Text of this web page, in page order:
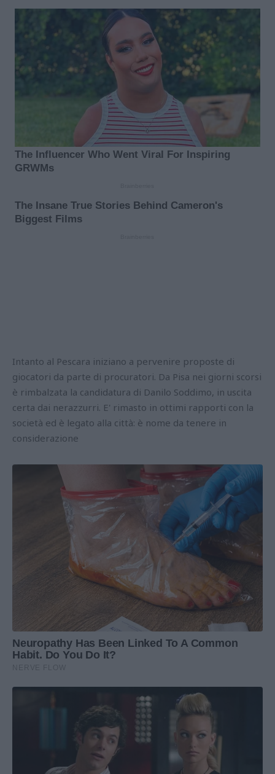
Intanto al Pescara iniziano a pervenire proposte di
giocatori da parte di procuratori. Da Pisa nei giorni scorsi
è rimbalzata la candidatura di Danilo Soddimo, in uscita
certa dai nerazzurri. E' rimasto in ottimi rapporti con la
società ed è legato alla città: è nome da tenere in
considerazione